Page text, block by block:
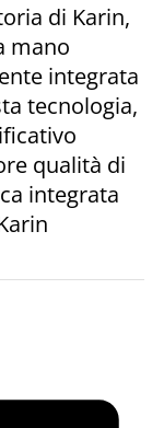
di Karin,
mano
integrata
tecnologia,
qualità di
integrata